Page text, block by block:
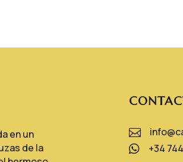
en un
de la

 +34